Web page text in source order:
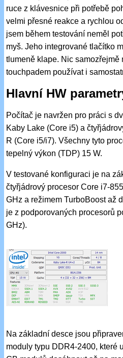
ruce z klávesnice při potřebě
velmi přesné reakce a rychlou
jsem během testování neměl
myš. Jeho integrované tlačítko
tlumeně klape. Nic samozřejmě
touchpadem používat i
Hlavní HW
Počítač je navržen pro práci s
Kaby Lake (Core i5) a
R (Core i5/i7). Všechny tyto
tepelný výkon (TDP) 15 W.
V testované konfiguraci je na
čtyřjádrový procesor Core i7-
GHz a režimem TurboBoost až
je z podporovaných procesorů
GHz).
Na základní desce jsou
moduly typu DDR4-2400, které